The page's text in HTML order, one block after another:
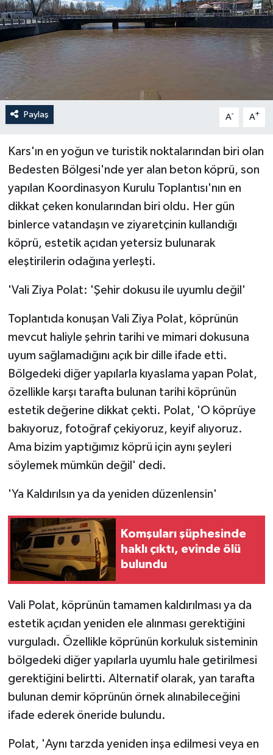
Paylaş A- A+
Kars'ın en yoğun ve turistik noktalarından biri olan
Bedesten Bölgesi'nde yer alan beton köprü, son
yapılan Koordinasyon Kurulu Toplantısı'nın en
dikkat çeken konularından biri oldu. Her gün
binlerce vatandaşın ve ziyaretçinin kullandığı
köprü, estetik açıdan yetersiz bulunarak
eleştirilerin odağına yerleşti.
'Vali Ziya Polat: 'Şehir dokusu ile uyumlu değil'
Toplantıda konuşan Vali Ziya Polat, köprünün
mevcut haliyle şehrin tarihi ve mimari dokusuna
uyum sağlamadığını açık bir dille ifade etti.
Bölgedeki diğer yapılarla kıyaslama yapan Polat,
özellikle karşı tarafta bulunan tarihi köprünün
estetik değerine dikkat çekti. Polat, 'O köprüye
bakıyoruz, fotoğraf çekiyoruz, keyif alıyoruz.
Ama bizim yaptığımız köprü için aynı şeyleri
söylemek mümkün değil' dedi.
'Ya Kaldırılsın ya da yeniden düzenlensin'
Komşuları şüphesinde
haklı çıktı, evinde ölü
bulundu
Vali Polat, köprünün tamamen kaldırılması ya da
estetik açıdan yeniden ele alınması gerektiğini
vurguladı. Özellikle köprünün korkuluk sisteminin
bölgedeki diğer yapılarla uyumlu hale getirilmesi
gerektiğini belirtti. Alternatif olarak, yan tarafta
bulunan demir köprünün örnek alınabileceğini
ifade ederek öneride bulundu.
Polat, 'Aynı tarzda yeniden inşa edilmesi veya en